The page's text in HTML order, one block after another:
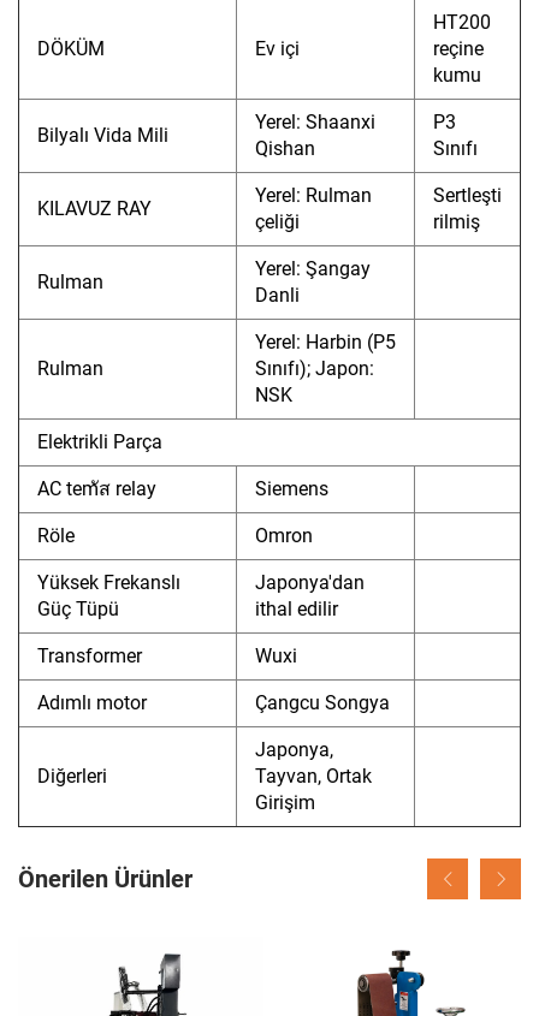
DÖKÜM Ev içi
HT200
reçine
kumu
Bilyalı Vida Mili
Yerel: Shaanxi
Qishan
P3
Sınıfı
KILAVUZ RAY
Yerel: Rulman
çeliği
Sertleşti
rilmiş
Rulman
Yerel: Şangay
Danli
Rulman
Yerel: Harbin (P5
Sınıfı); Japon:
NSK
Elektrikli Parça
AC temัส relay Siemens
Röle Omron
Yüksek Frekanslı
Güç Tüpü
Japonya'dan
ithal edilir
Transformer Wuxi
Adımlı motor Çangcu Songya
Diğerleri
Japonya,
Tayvan, Ortak
Girişim
Önerilen Ürünler